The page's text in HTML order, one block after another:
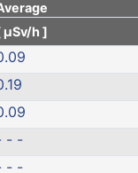
µSv/h ]
- -
- -